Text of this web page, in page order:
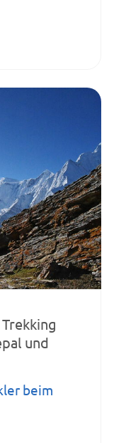
und
beim